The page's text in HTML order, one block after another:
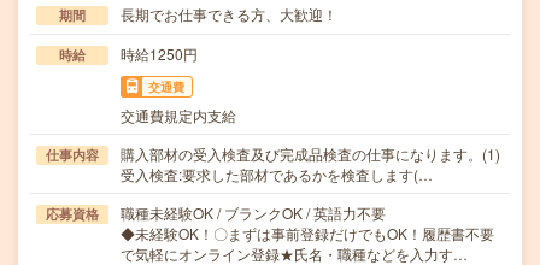
期間 長期でお仕事できる方、大歓迎！
時給 時給1250円
交通費
交通費規定内支給
仕事内容
購入部材の受入検査及び完成品検査の仕事になります。(1)
受入検査:要求した部材であるかを検査します(…
応募資格
職種未経験OK / ブランクOK / 英語力不要
◆未経験OK！〇まずは事前登録だけでもOK！履歴書不要
で気軽にオンライン登録★氏名・職種などを入力す…